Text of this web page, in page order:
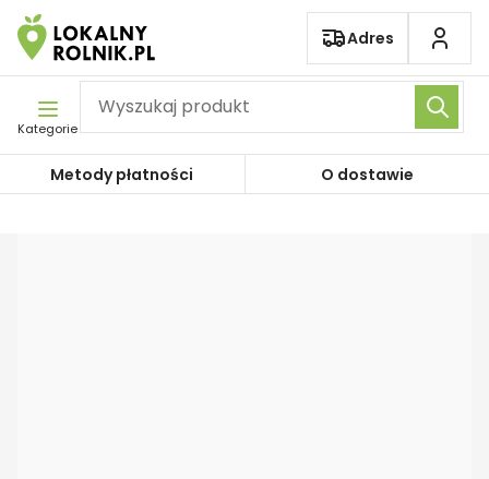
Pomiń nawigację
Adres
Kategorie
Metody płatności O dostawie